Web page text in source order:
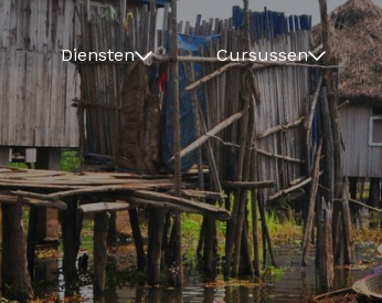
Diensten Cursussen